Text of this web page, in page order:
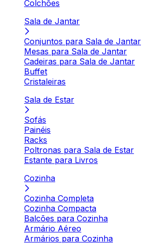
Colchões
Sala de Jantar
Conjuntos para Sala de Jantar
Mesas para Sala de Jantar
Cadeiras para Sala de Jantar
Buffet
Cristaleiras
Sala de Estar
Sofás
Painéis
Racks
Poltronas para Sala de Estar
Estante para Livros
Cozinha
Cozinha Completa
Cozinha Compacta
Balcões para Cozinha
Armário Aéreo
Armários para Cozinha